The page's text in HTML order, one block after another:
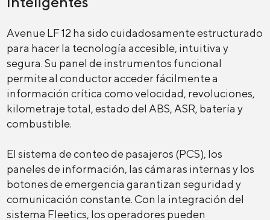
Avenue LF 12 ha sido cuidadosamente estructurado
para hacer la tecnología accesible, intuitiva y
segura. Su panel de instrumentos funcional
permite al conductor acceder fácilmente a
información crítica como velocidad, revoluciones,
kilometraje total, estado del ABS, ASR, batería y
combustible.
El sistema de conteo de pasajeros (PCS), los
paneles de información, las cámaras internas y los
botones de emergencia garantizan seguridad y
comunicación constante. Con la integración del
sistema Fleetics, los operadores pueden